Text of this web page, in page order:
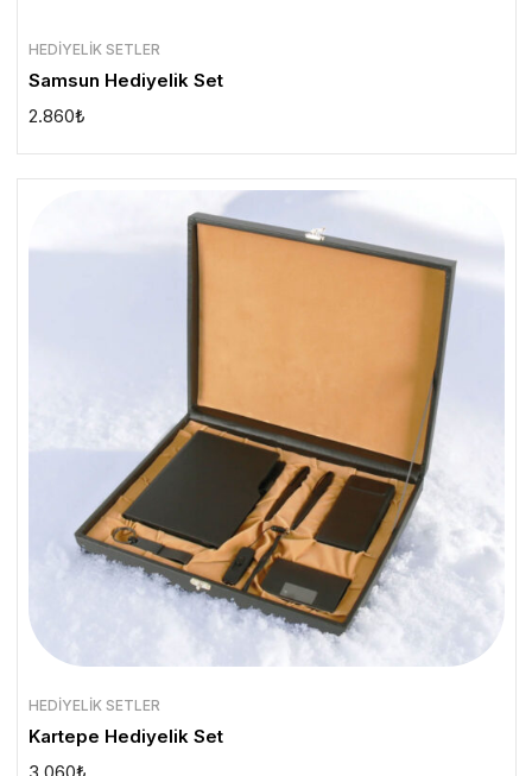
HEDIYELIK SETLER
Samsun Hediyelik Set
2.860₺
HEDIYELIK SETLER
Kartepe Hediyelik Set
3.060₺